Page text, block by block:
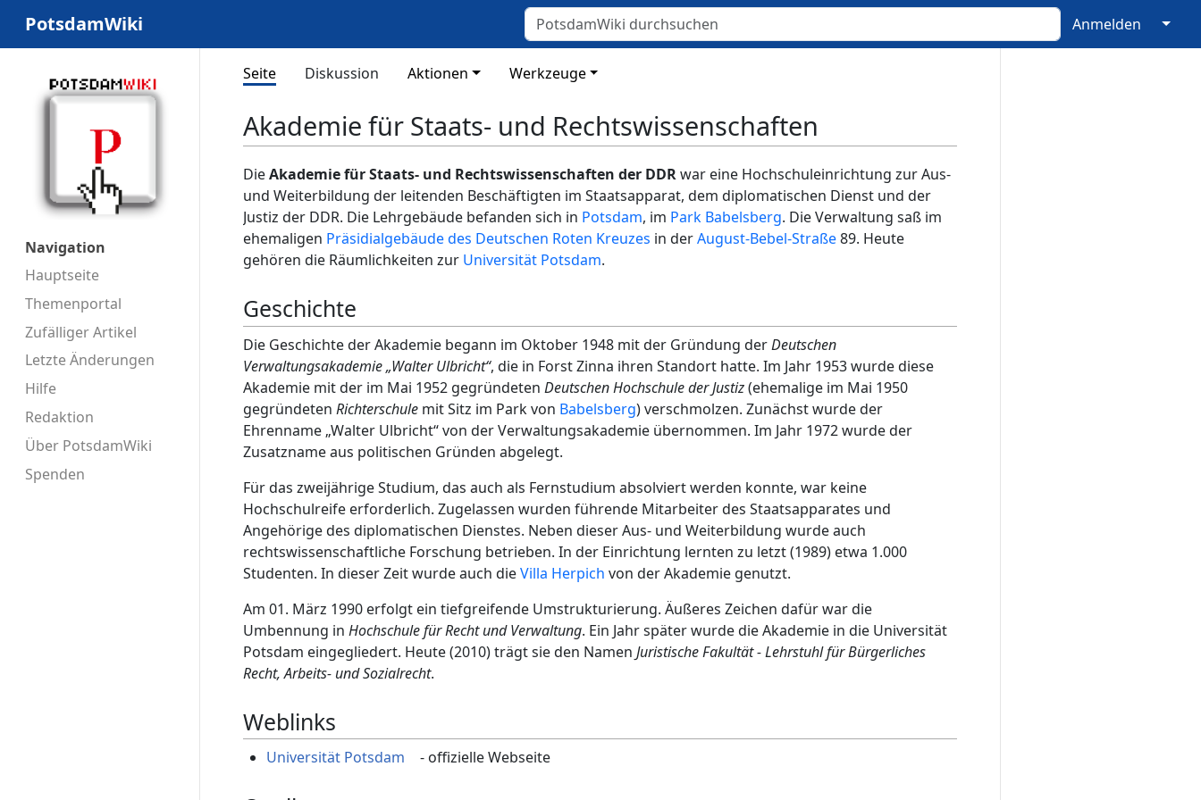
PotsdamWiki Anmelden ↓
Navigation
Hauptseite
Themenportal
Zufälliger Artikel
Letzte Änderungen
Hilfe
Redaktion
Über PotsdamWiki
Spenden
Seite Diskussion Aktionen Werkzeuge
Akademie für Staats- und Rechtswissenschaften
DieAkademie für Staats- und Rechtswissenschaften der DDRwar eine Hochschuleinrichtung zur Aus-
und Weiterbildung der leitenden Beschäftigten im Staatsapparat, dem diplomatischen Dienst und der
Justiz der DDR. Die Lehrgebäude befanden sich in Potsdam, im Park Babelsberg. Die Verwaltung saß im
ehemaligen Präsidialgebäude des Deutschen Roten Kreuzes in derAugust-Bebel-Straße89. Heute
gehören die Räumlichkeiten zur Universität Potsdam.
Geschichte
Die Geschichte der Akademie begann im Oktober 1948 mit der Gründung derDeutschen
Verwaltungsakademie „Walter Ulbricht“, die in Forst Zinna ihren Standort hatte. Im Jahr 1953 wurde diese
Akademie mit der im Mai 1952 gegründeten Deutschen Hochschule der Justiz(ehemalige im Mai 1950
gegründeten Richterschule mit Sitz im Park von Babelsberg) verschmolzen. Zunächst wurde der
Ehrenname „Walter Ulbricht“ von der Verwaltungsakademie übernommen. Im Jahr 1972 wurde der
Zusatzname aus politischen Gründen abgelegt.
Für das zweijährige Studium, das auch als Fernstudium absolviert werden konnte, war keine
Hochschulreife erforderlich. Zugelassen wurden führende Mitarbeiter des Staatsapparates und
Angehörige des diplomatischen Dienstes. Neben dieser Aus- und Weiterbildung wurde auch
rechtswissenschaftliche Forschung betrieben. In der Einrichtung lernten zu letzt (1989) etwa 1.000
Studenten. In dieser Zeit wurde auch dieVilla Herpich von der Akademie genutzt.
Am 01. März 1990 erfolgt ein tiefgreifende Umstrukturierung. Äußeres Zeichen dafür war die
Umbennung in Hochschule für Recht und Verwaltung. Ein Jahr später wurde die Akademie in die Universität
Potsdam eingegliedert. Heute (2010) trägt sie den Namen Juristische Fakultät - Lehrstuhl für Bürgerliches
Recht, Arbeits- und Sozialrecht.
Weblinks
Universität Potsdam - offizielle Webseite